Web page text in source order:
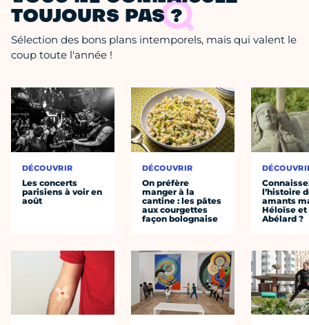
TOUJOURS PAS ?
Sélection des bons plans intemporels, mais qui valent le
coup toute l'année !
DÉCOUVRIR
Les concerts
parisiens à voir en
août
DÉCOUVRIR
On préfère
manger à la
cantine : les pâtes
aux courgettes
façon bolognaise
l’histoire
amants
Héloïse et
Abélard ?